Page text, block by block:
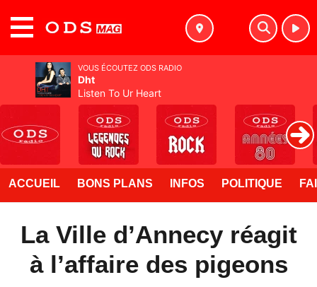
ACCUEIL BONS PLANS INFOS POLITIQUE
La Ville d’Annecy réagit
à l’affaire des pigeons
VOUS ÉCOUTEZ ODS RADIO
Dht
Listen To Ur Heart